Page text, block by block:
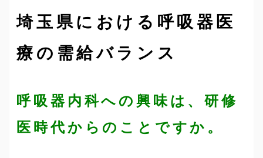
埼玉県における呼吸器医
療の需給バランス
呼吸器内科への興味は、研修
医時代からのことですか。